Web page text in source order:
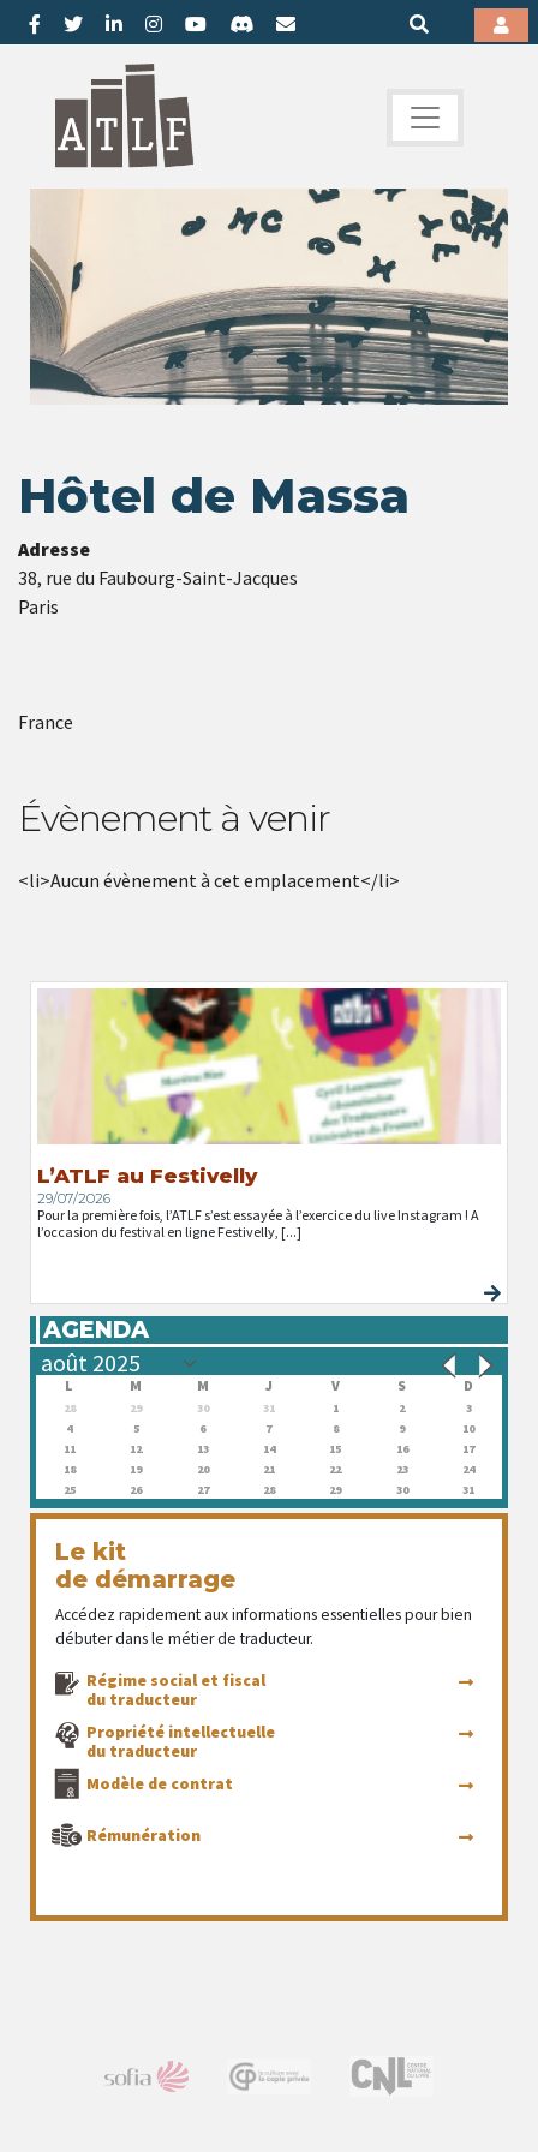
Hôtel de Massa
Adresse
38, rue du Faubourg-Saint-Jacques
Paris
France
Évènement à venir
<li>Aucun évènement à cet emplacement</li>
L’ATLF au Festivelly
29/07/2026
Pour la première fois, l’ATLF s’est essayée à l’exercice du live Instagram ! A
l’occasion du festival en ligne Festivelly, [...]
AGENDA
L M M J V S D
28 29 30 31 1 2
3
4
5 6 7 8 9
10
11
12 13 14 15 16
17
18
19 20 21 22 23
24
25
26 27 28 29 30 31
Le kit
de démarrage
Accédez rapidement aux informations essentielles pour bien
débuter dans le métier de traducteur.
Régime social et fiscal
du traducteur
Propriété intellectuelle
du traducteur
Modèle de contrat
Rémunération